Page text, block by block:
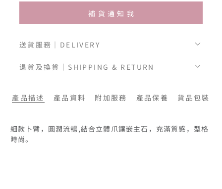
補貨通知我
送貨服務｜DELIVERY
退貨及換貨｜SHIPPING & RETURN
產品描述 產品資料 附加服務 產品保養 貨品包裝
細款卜臂，圓潤流暢,結合立體爪鑲嵌主石，充滿質感，型格
時尚。